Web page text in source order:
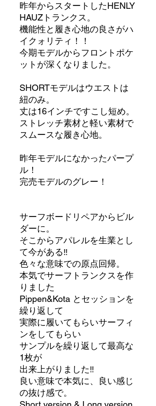
昨年からスタートしたHENLY
HAUZトランクス。
機能性と履き心地の良さがハ
イクォリティ！！
今期モデルからフロントポケ
ットが深くなりました。
SHORTモデルはウエストは
紐のみ。
丈は16インチですこし短め。
ストレッチ素材と軽い素材で
スムースな履き心地。
昨年モデルになかったパープ
ル！
完売モデルのグレー！
サーフボードリペアからビル
ダーに。
そこからアパレルを生業とし
て今がある‼︎
色々な意味での原点回帰。
本気でサーフトランクスを作
りました
Pippen&Kota とセッションを
繰り返して
実際に履いてもらいサーフィ
ンをしてもらい
サンプルを繰り返して最高な
1枚が
出来上がりました‼︎
良い意味で本気に、良い感じ
の抜け感で。